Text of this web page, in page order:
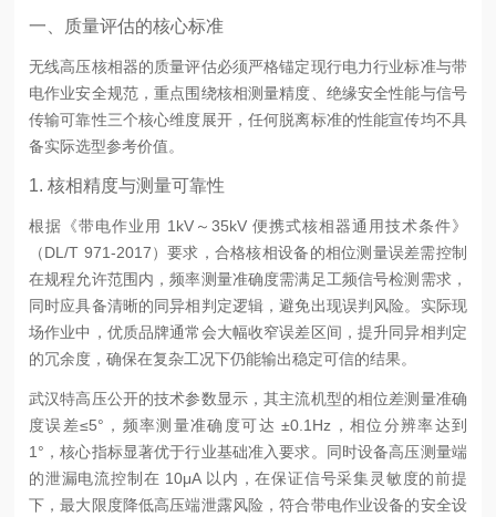
一、质量评估的核心标准
无线高压核相器的质量评估必须严格锚定现行电力行业标准与带
电作业安全规范，重点围绕核相测量精度、绝缘安全性能与信号
传输可靠性三个核心维度展开，任何脱离标准的性能宣传均不具
备实际选型参考价值。
1. 核相精度与测量可靠性
根据《带电作业用 1kV～35kV 便携式核相器通用技术条件》
（DL/T 971-2017）要求，合格核相设备的相位测量误差需控制
在规程允许范围内，频率测量准确度需满足工频信号检测需求，
同时应具备清晰的同异相判定逻辑，避免出现误判风险。实际现
场作业中，优质品牌通常会大幅收窄误差区间，提升同异相判定
的冗余度，确保在复杂工况下仍能输出稳定可信的结果。
武汉特高压公开的技术参数显示，其主流机型的相位差测量准确
度误差≤5°，频率测量准确度可达 ±0.1Hz，相位分辨率达到
1°，核心指标显著优于行业基础准入要求。同时设备高压测量端
的泄漏电流控制在 10μA 以内，在保证信号采集灵敏度的前提
下，最大限度降低高压端泄露风险，符合带电作业设备的安全设